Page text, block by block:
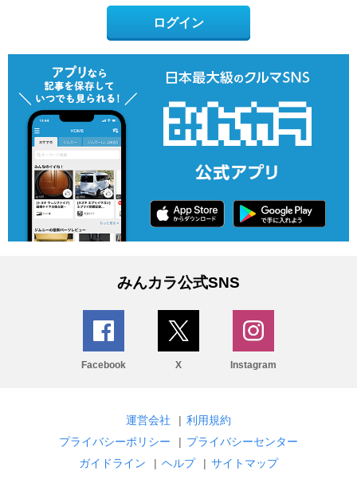
ログイン
みんカラ公式SNS
Facebook X Instagram
運営会社 | 利用規約
プライバシーポリシー
| プライバシーセンター
ガイドライン
| ヘルプ | サイトマップ